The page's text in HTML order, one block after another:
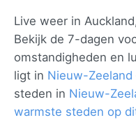
Live weer in
Bekijk de 7-dagen
omstandigheden en
ligt in Nieuw-Zeeland
steden in Nieuw-
warmste steden op